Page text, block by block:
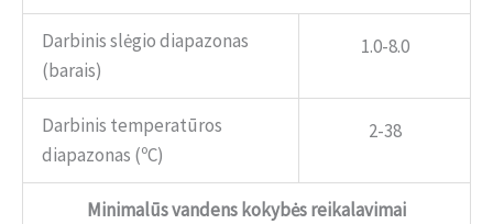
Darbinis slėgio diapazonas
(barais)
1.0-8.0
Darbinis temperatūros
diapazonas (ºC)
2-38
Minimalūs vandens kokybės reikalavimai